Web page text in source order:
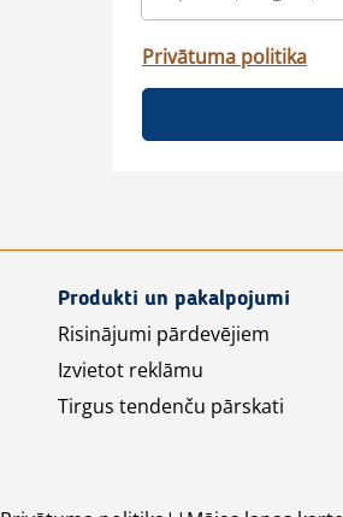
Privātuma politika
Produkti un pakalpojumi
Risinājumi pārdevējiem
Izvietot reklāmu
Tirgus tendenču pārskati